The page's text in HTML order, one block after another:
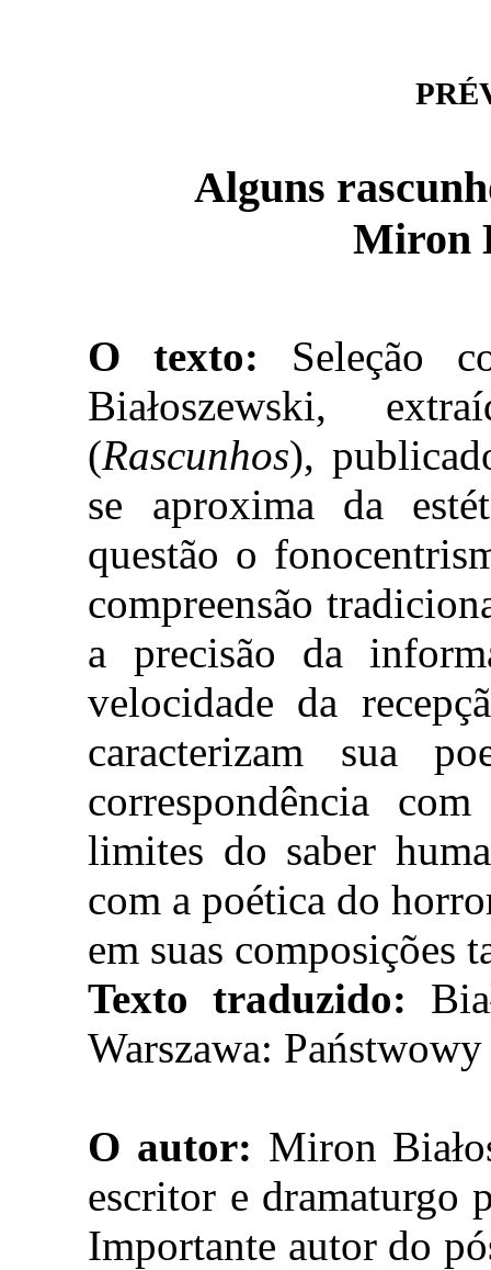
Alguns
Miron
O texto: Seleção
Białoszewski,
(Rascunhos),
se aproxima da
questão o
compreensão
a precisão da
velocidade da
caracterizam sua
correspondência
limites do saber
com a poética do
em suas composições
Texto traduzido:
Warszawa:
O autor: Miron
escritor e dramaturgo
Importante autor do